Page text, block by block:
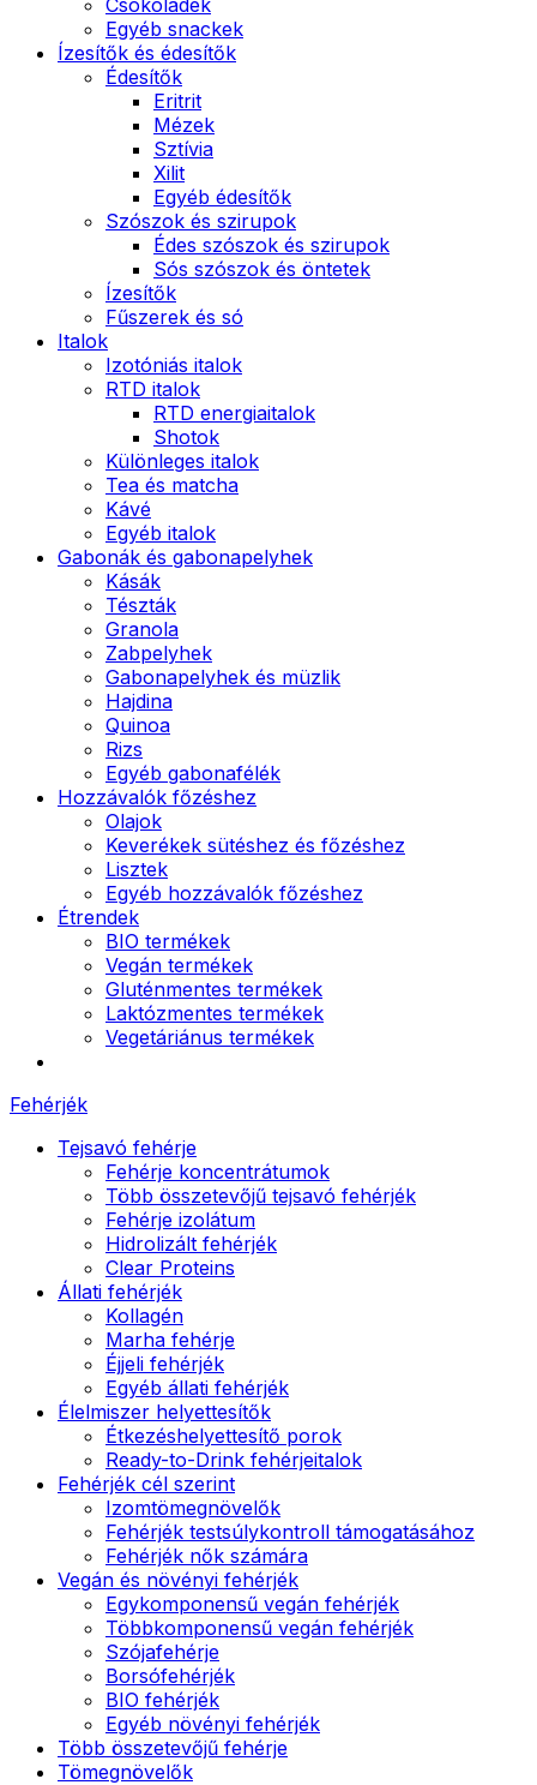
Egyéb snackek
Ízesítők és édesítők
Édesítők
Eritrit
Mézek
Sztívia
Xilit
Egyéb édesítők
Szószok és szirupok
Édes szószok és szirupok
Sós szószok és öntetek
Ízesítők
Fűszerek és só
Italok
Izotóniás italok
RTD italok
RTD energiaitalok
Shotok
Különleges italok
Tea és matcha
Kávé
Egyéb italok
Gabonák és gabonapelyhek
Kásák
Tészták
Granola
Zabpelyhek
Gabonapelyhek és müzlik
Hajdina
Quinoa
Rizs
Egyéb gabonafélék
Hozzávalók főzéshez
Olajok
Keverékek sütéshez és főzéshez
Lisztek
Egyéb hozzávalók főzéshez
Étrendek
BIO termékek
Vegán termékek
Gluténmentes termékek
Laktózmentes termékek
Vegetáriánus termékek
Fehérjék
Tejsavó fehérje
Fehérje koncentrátumok
Több összetevőjű tejsavó fehérjék
Fehérje izolátum
Hidrolizált fehérjék
Clear Proteins
Állati fehérjék
Kollagén
Marha fehérje
Éjjeli fehérjék
Egyéb állati fehérjék
Élelmiszer helyettesítők
Étkezéshelyettesítő porok
Ready-to-Drink fehérjeitalok
Fehérjék cél szerint
Izomtömegnövelők
Fehérjék testsúlykontroll támogatásához
Fehérjék nők számára
Vegán és növényi fehérjék
Egykomponensű vegán fehérjék
Többkomponensű vegán fehérjék
Szójafehérje
Borsófehérjék
BIO fehérjék
Egyéb növényi fehérjék
Több összetevőjű fehérje
Tömegnövelők